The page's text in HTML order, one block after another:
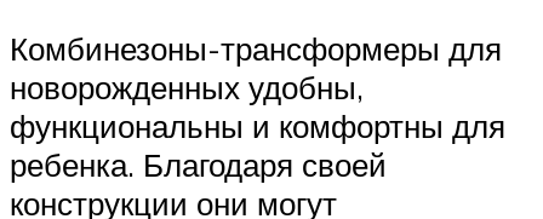
Комбинезоны-трансформеры для
новорожденных удобны,
функциональны и комфортны для
ребенка. Благодаря своей
конструкции они могут